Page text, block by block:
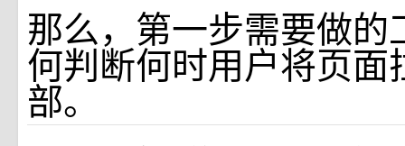
那么，第一步需要做的
何判断何时用户将页面
部。